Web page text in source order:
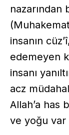
nazarından
insanın
edemeyen
insanı
acz
Allah’a has
ve yoğu